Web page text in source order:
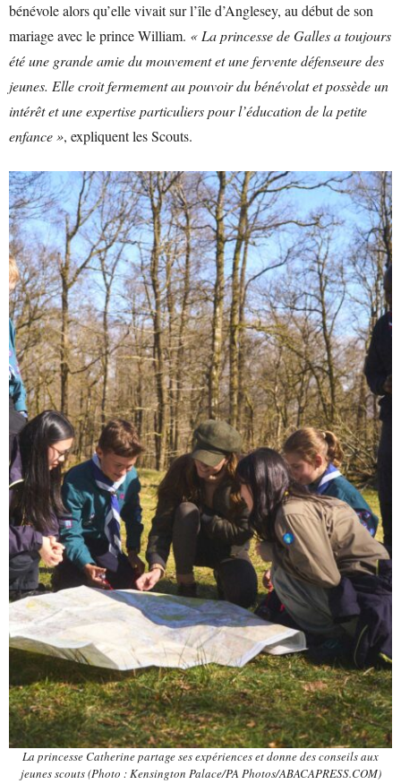
bénévole alors qu’elle vivait sur l’île d’Anglesey, au début de son
mariage avec le prince William. « La princesse de Galles a toujours
été une grande amie du mouvement et une fervente défenseure des
jeunes. Elle croit fermement au pouvoir du bénévolat et possède un
intérêt et une expertise particuliers pour l’éducation de la petite
enfance », expliquent les Scouts.
La princesse Catherine partage ses expériences et donne des conseils aux
jeunes scouts (Photo : Kensington Palace/PA Photos/ABACAPRESS.COM)